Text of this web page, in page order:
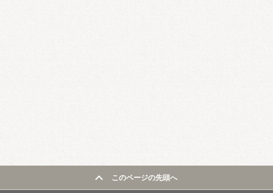
このページの先頭へ